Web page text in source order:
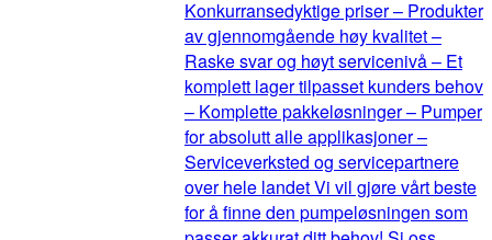
Konkurransedyktige priser – Produkter
av gjennomgående høy kvalitet –
Raske svar og høyt servicenivå – Et
komplett lager tilpasset kunders behov
– Komplette pakkeløsninger – Pumper
for absolutt alle applikasjoner –
Serviceverksted og servicepartnere
over hele landet Vi vil gjøre vårt beste
for å finne den pumpeløsningen som